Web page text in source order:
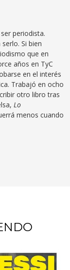
periodista.
Si bien
que en
años en TyC
en el interés
Trabajó en ocho
otro libro tras
Lo
menos cuando